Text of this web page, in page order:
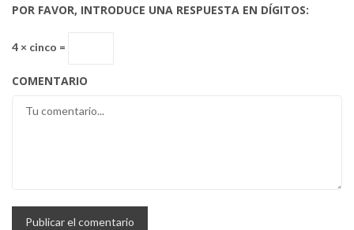
POR FAVOR, INTRODUCE UNA RESPUESTA EN DÍGITOS:
4 × cinco =
COMENTARIO